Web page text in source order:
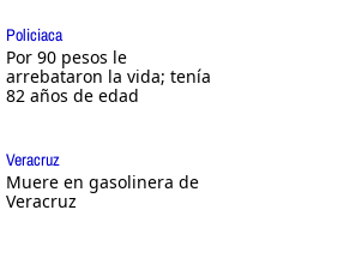
Policiaca
Por 90 pesos le
arrebataron la vida; tenía
82 años de edad
Veracruz
Muere en gasolinera de
Veracruz